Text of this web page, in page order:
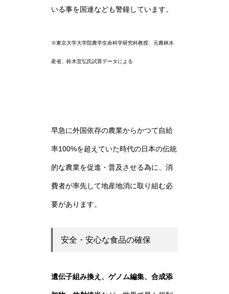
いる事を国連なども警鐘しています。
※東京大学大学院農学生命科学研究科教授、元農林水
産省、鈴木宜弘氏試算データによる
早急に外国依存の農業からかつて自給
率100%を超えていた時代の日本の伝統
的な農業を促進・普及させる為に、消
費者が率先して地産地消に取り組む必
要があります。
安全・安心な食品の確保
遺伝子組み換え、ゲノム編集、合成添